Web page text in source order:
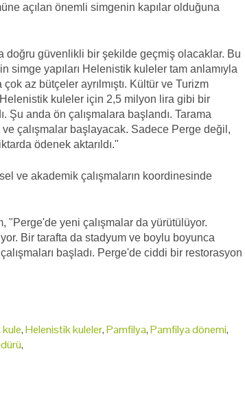
açılan önemli simgenin kapılar olduğuna
doğru güvenlikli bir şekilde geçmiş olacaklar. Bu
simge yapıları Helenistik kuleler tam anlamıyla
az bütçeler ayrılmıştı. Kültür ve Turizm
Helenistik kuleler için 2,5 milyon lira gibi bir
Şu anda ön çalışmalara başlandı. Tarama
çalışmalar başlayacak. Sadece Perge değil,
ödenek aktarıldı."
ve akademik çalışmaların koordinesinde
yeni çalışmalar da yürütülüyor.
Bir tarafta da stadyum ve boylu boyunca
başladı. Perge'de ciddi bir restorasyon
,Helenistik kuleler,Pamfilya,Pamfilya dönemi,
,